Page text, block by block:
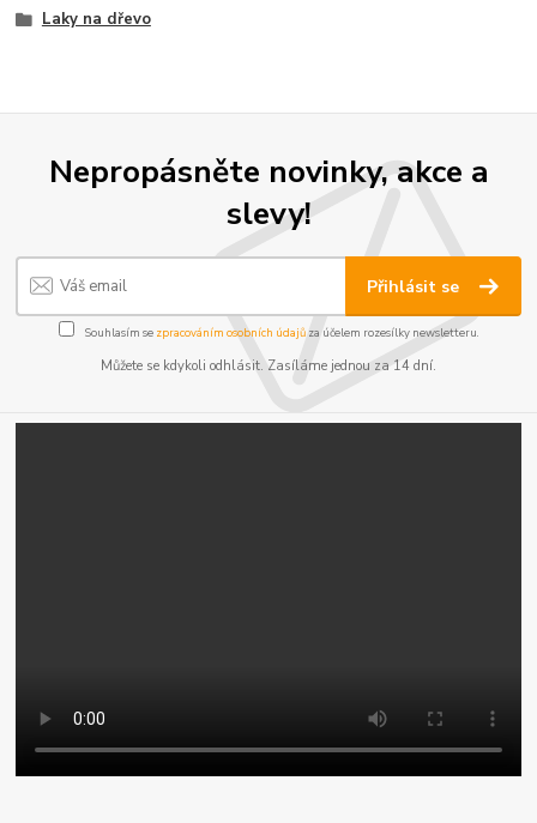
Laky na dřevo
Nepropásněte novinky, akce a
slevy!
Přihlásit se
Souhlasím se zpracováním osobních údajůza účelem rozesílky newsletteru.
Můžete se kdykoli odhlásit. Zasíláme jednou za 14 dní.